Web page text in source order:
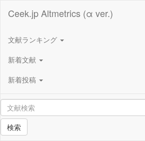
Ceek.jp Altmetrics (α ver.)
文献ランキング
新着文献
新着投稿
検索